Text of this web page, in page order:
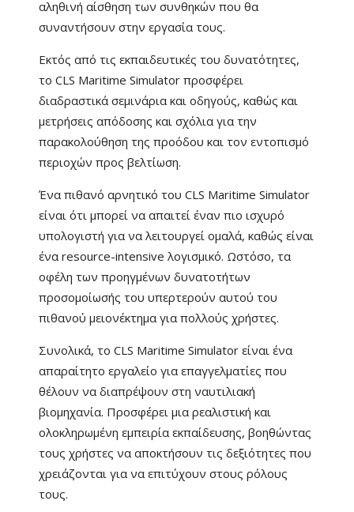
αληθινή αίσθηση των συνθηκών που θα
συναντήσουν στην εργασία τους.
Εκτός από τις εκπαιδευτικές του δυνατότητες,
τοCLS Maritime Simulator προσφέρει
διαδραστικά σεμινάρια και οδηγούς, καθώς και
μετρήσεις απόδοσης και σχόλια για την
παρακολούθηση της προόδου και τον εντοπισμό
περιοχών προς βελτίωση.
Ένα πιθανό αρνητικό του CLS Maritime Simulator
είναι ότι μπορεί να απαιτεί έναν πιο ισχυρό
υπολογιστή για να λειτουργεί ομαλά, καθώς είναι
ένα resource-intensive λογισμικό. Ωστόσο, τα
οφέλη των προηγμένων δυνατοτήτων
προσομοίωσής του υπερτερούν αυτού του
πιθανού μειονέκτημα για πολλούς χρήστες.
Συνολικά, τοCLS Maritime Simulator είναι ένα
απαραίτητο εργαλείο για επαγγελματίες που
θέλουν να διαπρέψουν στη ναυτιλιακή
βιομηχανία. Προσφέρει μια ρεαλιστική και
ολοκληρωμένη εμπειρία εκπαίδευσης, βοηθώντας
τους χρήστες να αποκτήσουν τις δεξιότητες που
χρειάζονται για να επιτύχουν στους ρόλους
τους.